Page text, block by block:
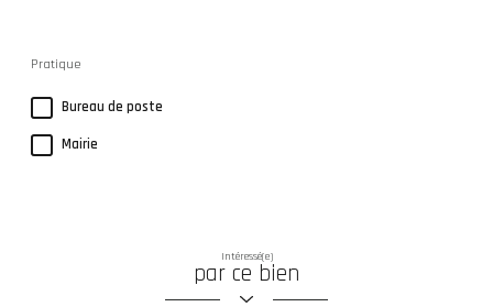
Pratique
Bureau de poste
Mairie
Intéressé(e)
par ce bien